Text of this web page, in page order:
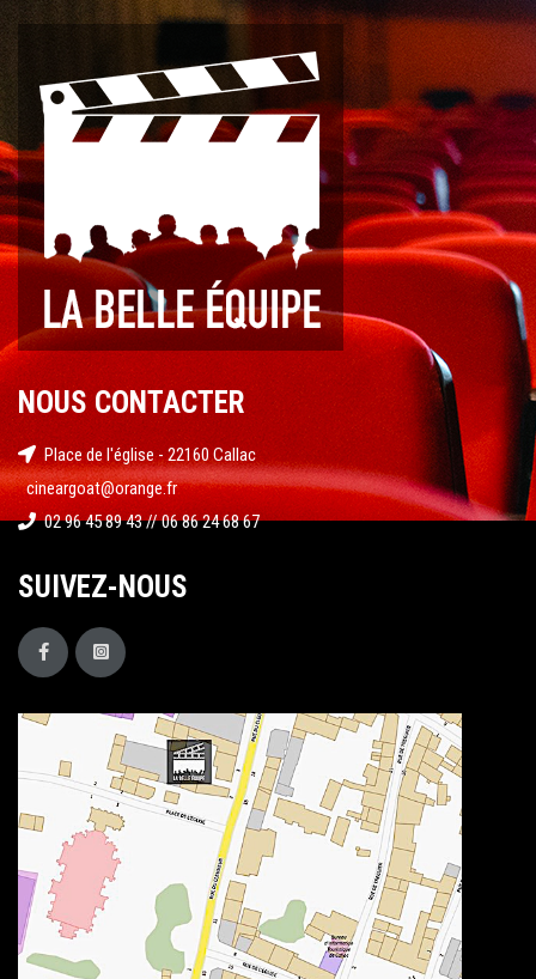
NOUS CONTACTER
Place de l'église - 22160 Callac
cineargoat@orange.fr
02 96 45 89 43 // 06 86 24 68 67
SUIVEZ-NOUS